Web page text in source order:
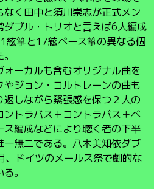
なく田中と須川崇志が正式メン
ブル・トリオと言えば6人編成
絃箏と17絃ベース箏の異なる個
ーカルも含むオリジナル曲を
ジョン・コルトレーンの曲も
しながら緊張感を保つ２人の
ントラバス＋コントラバス＋ベ
編成などにより聴く者の下半
無二である。八木美知依ダブ
ドイツのメールス祭で劇的な
。